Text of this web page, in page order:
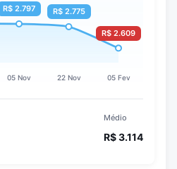
Médio
R$ 3.114